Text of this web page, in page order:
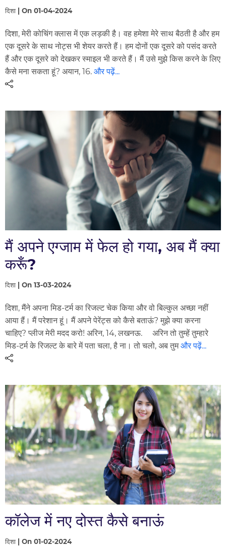
दिशा | On 01-04-2024
दिशा, मेरी कोचिंग क्लास में एक लड़की है। वह हमेशा मेरे साथ बैठती है और हम
एक दूसरे के साथ नोट्स भी शेयर करते हैं। हम दोनों एक दूसरे को पसंद करते
हैं और एक दूसरे को देखकर स्माइल भी करते हैं। मैं उसे मुझे किस करने के लिए
कैसे मना सकता हूं? अयान, 16.और पढ़ें...
मैं अपने एग्जाम में फेल हो गया, अब मैं क्या
करूँ?
दिशा | On 13-03-2024
दिशा, मैंने अपना मिड-टर्म का रिजल्ट चेक किया और वो बिल्कुल अच्छा नहीं
आया हैं। मैं परेशान हूं। मैं अपने पेरेंट्स को कैसे बताऊं? मुझे क्या करना
चाहिए? प्लीज मेरी मदद करो! अरिन, 14, लखनऊ. अरिन तो तुम्हें तुम्हारे
मिड-टर्म के रिजल्ट के बारे में पता चला, है ना। तो चलो, अब तुमऔर पढ़ें...
कॉलेज में नए दोस्त कैसे बनाऊं
दिशा | On 01-02-2024